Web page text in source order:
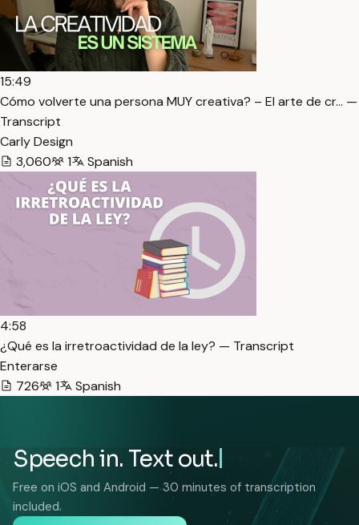
15:49
Cómo volverte una persona MUY creativa? – El arte de cr… —
Transcript
Carly Design
3,060
1 Spanish
4:58
¿Qué es la irretroactividad de la ley? — Transcript
Enterarse
726
1 Spanish
Speech in. Text out.
Free on iOS and Android — 30 minutes of transcription
included.